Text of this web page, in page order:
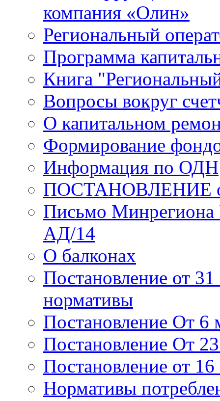
компания «Олин»
Региональный
Программа
Книга
Вопросы вокруг
О капитальном
Формирование
Информация по ОДН
ПОСТАНОВЛЕНИЕ от
Письмо
АД/14
О балконах
Постановление от
нормативы
Постановление От 6
Постановление От
Постановление от
Нормативы